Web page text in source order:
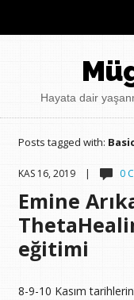
Hayata dair
Posts tagged with:
KAS 16, 2019 | 0
Emine
eğitimi
8-9-10 Kasım